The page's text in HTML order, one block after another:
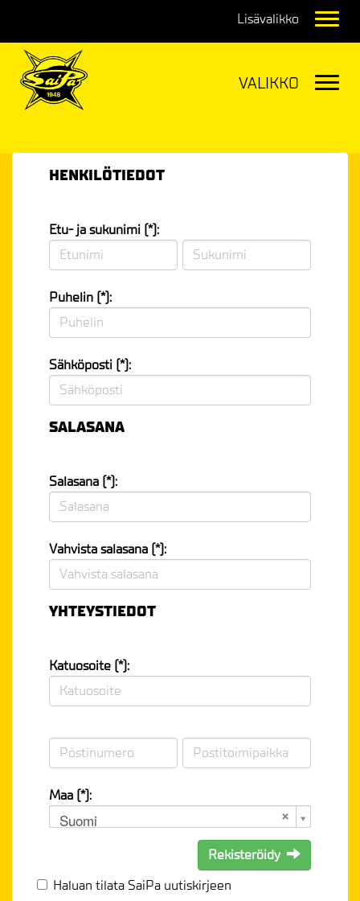
HENKILÖTIEDOT
Etu- ja sukunimi (*):
Puhelin (*):
Sähköposti (*):
SALASANA
Salasana (*):
Vahvista salasana (*):
YHTEYSTIEDOT
Katuosoite (*):
Maa (*):
Suomi
Rekisteröidy
Haluan tilata SaiPa uutiskirjeen